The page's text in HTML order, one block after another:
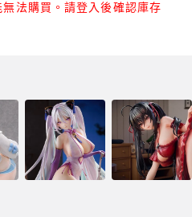
法購買。請登入後確認庫存